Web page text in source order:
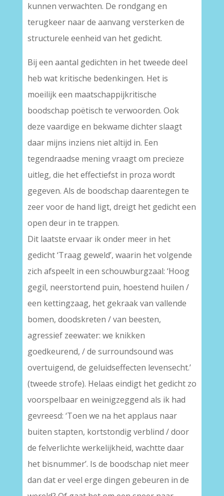
kunnen verwachten. De rondgang en
terugkeer naar de aanvang versterken de
structurele eenheid van het gedicht.
Bij een aantal gedichten in het tweede deel
heb wat kritische bedenkingen. Het is
moeilijk een maatschappijkritische
boodschap poëtisch te verwoorden. Ook
deze vaardige en bekwame dichter slaagt
daar mijns inziens niet altijd in. Een
tegendraadse mening vraagt om precieze
uitleg, die het effectiefst in proza wordt
gegeven. Als de boodschap daarentegen te
zeer voor de hand ligt, dreigt het gedicht een
open deur in te trappen.
Dit laatste ervaar ik onder meer in het
gedicht ‘Traag geweld’, waarin het volgende
zich afspeelt in een schouwburgzaal: ‘Hoog
gegil, neerstortend puin, hoestend huilen /
een kettingzaag, het gekraak van vallende
bomen, doodskreten / van beesten,
agressief zeewater: we knikken
goedkeurend, / de surroundsound was
overtuigend, de geluidseffecten levensecht.’
(tweede strofe). Helaas eindigt het gedicht zo
voorspelbaar en weinigzeggend als ik had
gevreesd: ‘Toen we na het applaus naar
buiten stapten, kortstondig verblind / door
de felverlichte werkelijkheid, wachtte daar
het bisnummer’. Is de boodschap niet meer
dan dat er veel erge dingen gebeuren in de